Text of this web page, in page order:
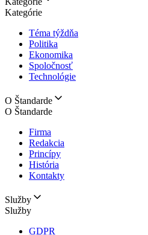
Kategórie
Téma týždňa
Politika
Ekonomika
Spoločnosť
Technológie
O Štandarde
O Štandarde
Firma
Redakcia
Princípy
História
Kontakty
Služby
Služby
GDPR